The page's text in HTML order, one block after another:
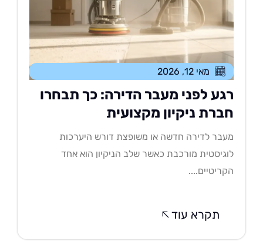
מאי 12, 2026
לפני מעבר הדירה: כך תבחרו
ניקיון מקצועית
לדירה חדשה או משופצת דורש היערכות
מורכבת כאשר שלב הניקיון הוא אחד
תקרא עוד